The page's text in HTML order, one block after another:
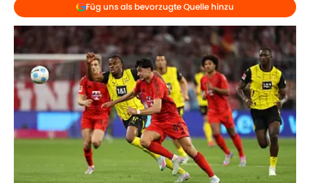
Füg uns als bevorzugte Quelle hinzu